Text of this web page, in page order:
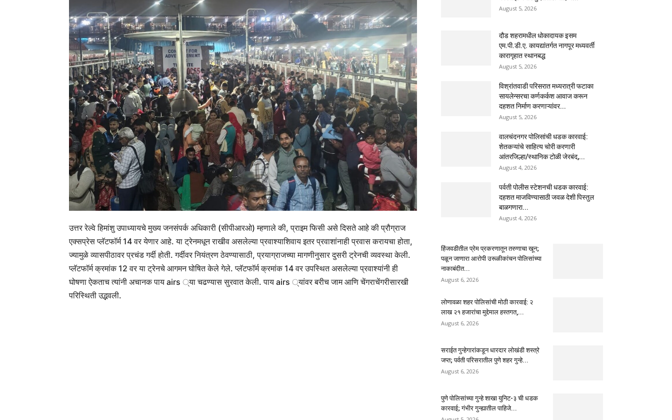
उत्तर रेल्वे हिमांशु उपाध्यायचे मुख्य जनसंपर्क अधिकारी (सीपीआरओ) म्हणाले की, प्राइम फिसी असे दिसते आहे की प्रौग्राज
एक्सप्रेस प्लॅटफॉर्म 14 वर येणार आहे. या ट्रेनमधून राखीव असलेल्या प्रवाश्याशिवाय इतर प्रवाशांनाही प्रवास करायचा होता,
ज्यामुळे व्यासपीठावर प्रचंड गर्दी होती. गर्दीवर नियंत्रण ठेवण्यासाठी, प्रयाग्राजच्या मागणीनुसार दुसरी ट्रेनची व्यवस्था केली.
प्लॅटफॉर्म क्रमांक 12 वर या ट्रेनचे आगमन घोषित केले गेले. प्लॅटफॉर्म क्रमांक 14 वर उपस्थित असलेल्या प्रवाश्यांनी ही
घोषणा ऐकताच त्यांनी अचानक पाय airs ्या चढण्यास सुरवात केली. पाय airs ्यांवर बरीच जाम आणि चेंगराचेंगरीसारखी
परिस्थिती उद्भवली.
August 5, 2026
दौड शहरामधील धोकादायक इसम
एम.पी.डी.ए. कायद्यांतर्गत नागपूर मध्यवर्ती
कारागृहात स्थानबद्ध
August 5, 2026
विश्रांतवाडी परिसरात मध्यरात्री फटाका
सायलेन्सरचा कर्णकर्कश आवाज करून
दहशत निर्माण करणाऱ्यांवर...
August 5, 2026
वालचंदनगर पोलिसांची धडक कारवाई:
शेतकऱ्यांचे साहित्य चोरी करणारी
आंतरजिल्हा/स्थानिक टोळी जेरबंद,...
August 4, 2026
पर्वती पोलीस स्टेशनची धडक कारवाई:
दहशत माजविण्यासाठी जवळ देशी पिस्तुल
बाळगणारा...
August 4, 2026
हिंजवडीतील प्रेम प्रकरणातून तरुणाचा खून;
पळून जाणारा आरोपी उरूळीकांचन पोलिसांच्या
नाकाबंदीत...
August 6, 2026
लोणावळा शहर पोलिसांची मोठी कारवाई: २
लाख २१ हजारांचा मुद्देमाल हस्तगत,...
August 6, 2026
सराईत गुन्हेगारांकडून धारदार लोखंडी शस्त्रे
जप्त; पर्वती परिसरातील पुणे शहर गुन्हे...
August 6, 2026
पुणे पोलिसांच्या गुन्हे शाखा युनिट-३ ची धडक
कारवाई; गंभीर गुन्ह्यातील पाहिजे...